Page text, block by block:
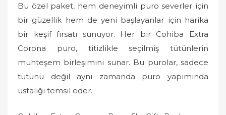
Bu özel paket, hem deneyimli puro severler için
bir güzellik hem de yeni başlayanlar için harika
bir keşif fırsatı sunuyor. Her bir Cohiba Extra
Corona puro, titizlikle seçilmiş tütünlerin
muhteşem birleşimini sunar. Bu purolar, sadece
tütünü değil aynı zamanda puro yapımında
ustalığı temsil eder.